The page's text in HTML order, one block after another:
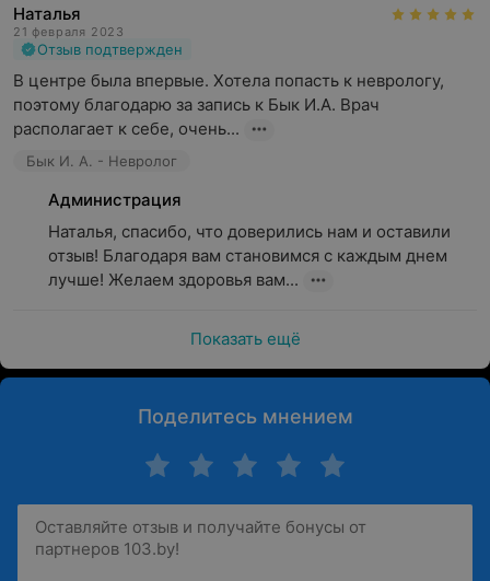
Наталья
21 февраля 2023
Отзыв подтвержден
В центре была впервые. Хотела попасть к неврологу,
поэтому благодарю за запись к Бык И.А. Врач
располагает к себе, очень...
Бык И. А. - Невролог
Администрация
Наталья, спасибо, что доверились нам и оставили
отзыв! Благодаря вам становимся с каждым днем
лучше! Желаем здоровья вам...
Показать ещё
Поделитесь мнением